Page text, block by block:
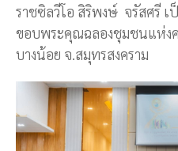
ราชซิลวีโอ สิริพงษ์ จรัสศรี
ขอบพระคุณฉลองชุมชนแห่ง
บางน้อย จ.สมุทรสงคราม